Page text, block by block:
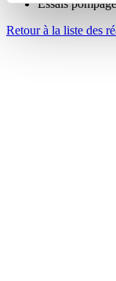
Essais pompage
Retour à la liste des